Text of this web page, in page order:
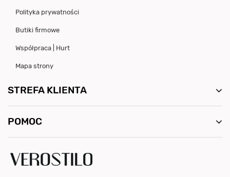
Polityka prywatności
Butiki firmowe
Współpraca | Hurt
Mapa strony
STREFA KLIENTA
POMOC